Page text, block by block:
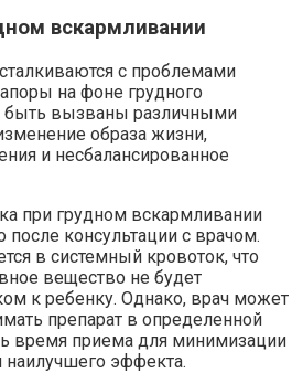
вскармливании
с проблемами
на фоне грудного
быть вызваны различными
образа жизни,
и несбалансированное
при грудном вскармливании
после консультации с врачом.
в системный кровоток, что
вещество не будет
к ребенку. Однако, врач может
препарат в определенной
время приема для минимизации
наилучшего эффекта.